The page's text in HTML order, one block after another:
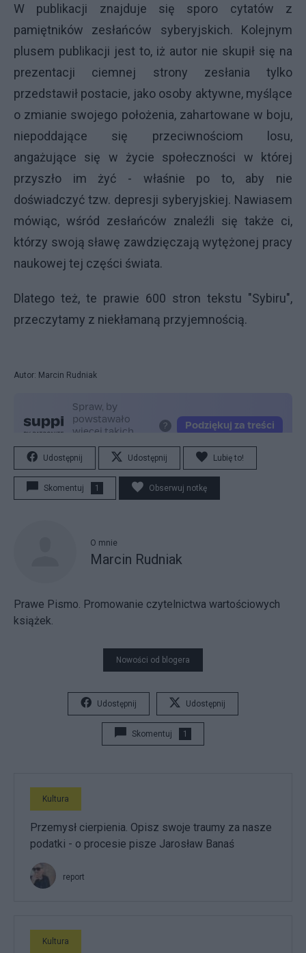
W publikacji znajduje się sporo cytatów z
pamiętników zesłańców syberyjskich. Kolejnym
plusem publikacji jest to, iż autor nie skupił się na
prezentacji ciemnej strony zesłania tylko
przedstawił postacie, jako osoby aktywne, myślące
o zmianie swojego położenia, zahartowane w boju,
niepoddające się przeciwnościom losu,
angażujące się w życie społeczności w której
przyszło im żyć - właśnie po to, aby nie
doświadczyć tzw. depresji syberyjskiej. Nawiasem
mówiąc, wśród zesłańców znaleźli się także ci,
którzy swoją sławę zawdzięczają wytężonej pracy
naukowej tej części świata.
Dlatego też, te prawie 600 stron tekstu "Sybiru",
przeczytamy z niekłamaną przyjemnością.
Autor: Marcin Rudniak
Udostępnij Udostępnij Lubię to!
Skomentuj 1 Obserwuj notkę
O mnie
Marcin Rudniak
Prawe Pismo. Promowanie czytelnictwa wartościowych
książek.
Nowości od blogera
Udostępnij Udostępnij
Skomentuj 1
Kultura
Przemysł cierpienia. Opisz swoje traumy za nasze
podatki - o procesie pisze Jarosław Banaś
report
Kultura